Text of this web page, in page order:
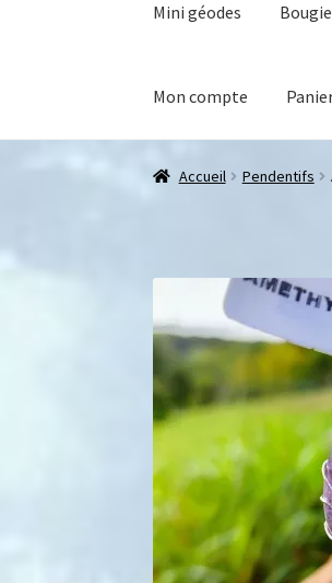
Mini géodes
Mon compte
Accueil Pendentifs